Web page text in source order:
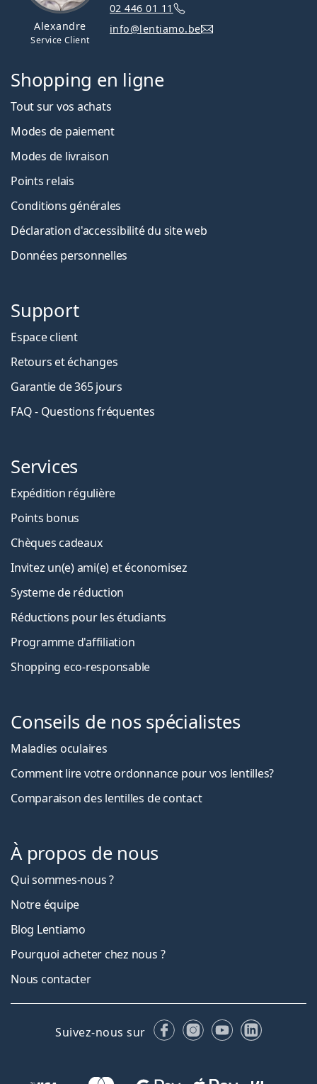
Alexandre
Service Client
02 446 01 11
info@lentiamo.be
Shopping en ligne
Tout sur vos achats
Modes de paiement
Modes de livraison
Points relais
Conditions générales
Déclaration d'accessibilité du site web
Données personnelles
Support
Espace client
Retours et échanges
Garantie de 365 jours
FAQ - Questions fréquentes
Services
Expédition régulière
Points bonus
Chèques cadeaux
Invitez un(e) ami(e) et économisez
Systeme de réduction
Réductions pour les étudiants
Programme d'affiliation
Shopping eco-responsable
Conseils de nos spécialistes
Maladies oculaires
Comment lire votre ordonnance pour vos lentilles?
Comparaison des lentilles de contact
À propos de nous
Qui sommes-nous ?
Notre équipe
Blog Lentiamo
Pourquoi acheter chez nous ?
Nous contacter
Suivez-nous sur FacebookInstagram
YouTubeLinkedIn